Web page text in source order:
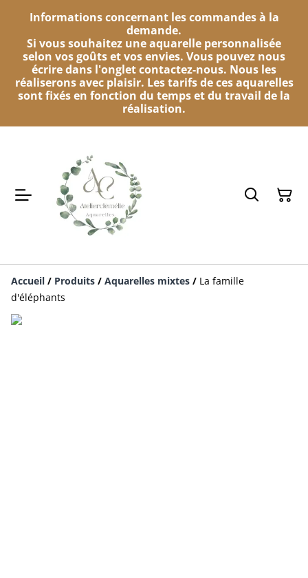
Informations concernant les commandes à la
demande.
Si vous souhaitez une aquarelle personnalisée
selon vos goûts et vos envies. Vous pouvez nous
écrire dans l'onglet contactez-nous. Nous les
réaliserons avec plaisir. Les tarifs de ces aquarelles
sont fixés en fonction du temps et du travail de la
réalisation.
Accueil / Produits / Aquarelles mixtes / La famille
d'éléphants